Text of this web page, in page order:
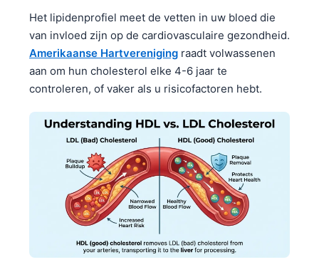
Het lipidenprofiel meet de vetten in uw bloed die
van invloed zijn op de cardiovasculaire gezondheid.
Amerikaanse Hartvereniging raadt volwassenen
aan om hun cholesterol elke 4-6 jaar te
controleren, of vaker als u risicofactoren hebt.